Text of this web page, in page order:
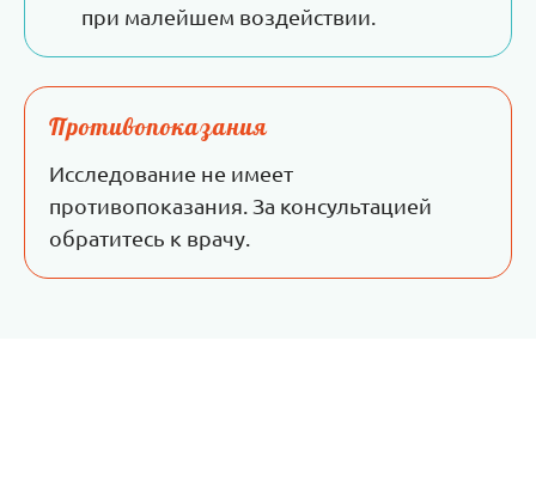
при малейшем воздействии.
Противопоказания
Исследование не имеет
противопоказания. За консультацией
обратитесь к врачу.